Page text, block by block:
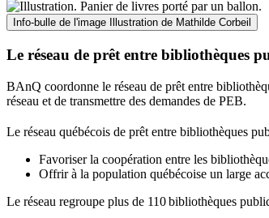
Info-bulle de l'image Illustration de Mathilde Corbeil
Le réseau de prêt entre bibliothèques
BAnQ coordonne le réseau de prêt entre
réseau et de transmettre des demandes de PEB.
Le réseau québécois de prêt entre bibliothèques
Favoriser la coopération entre les
Offrir à la population québécoise un large
Le réseau regroupe plus de 110bibliothèques